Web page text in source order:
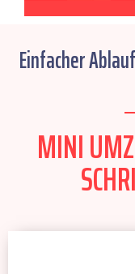
Einfacher
MINI